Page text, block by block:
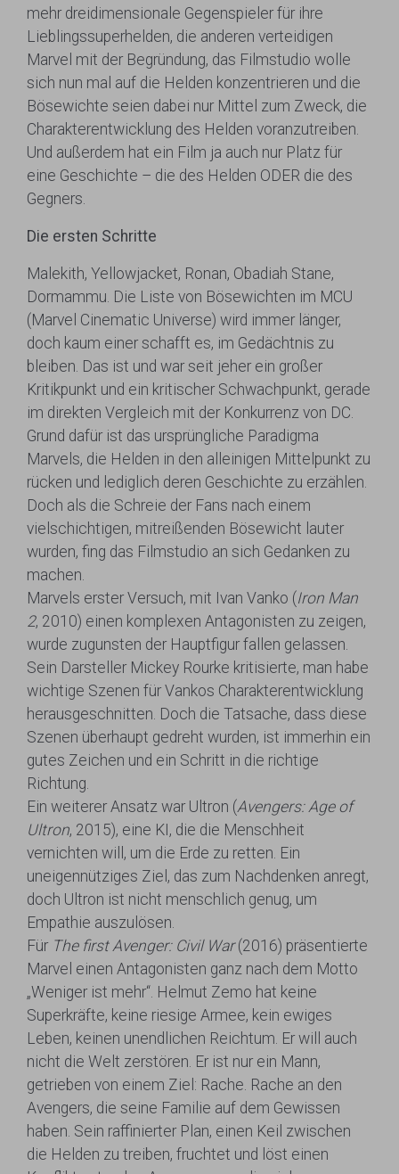
mehr dreidimensionale Gegenspieler für ihre
Lieblingssuperhelden, die anderen verteidigen
Marvel mit der Begründung, das Filmstudio wolle
sich nun mal auf die Helden konzentrieren und die
Bösewichte seien dabei nur Mittel zum Zweck, die
Charakterentwicklung des Helden voranzutreiben.
Und außerdem hat ein Film ja auch nur Platz für
eine Geschichte – die des Helden ODER die des
Gegners.
Die ersten Schritte
Malekith, Yellowjacket, Ronan, Obadiah Stane,
Dormammu. Die Liste von Bösewichten im MCU
(Marvel Cinematic Universe) wird immer länger,
doch kaum einer schafft es, im Gedächtnis zu
bleiben. Das ist und war seit jeher ein großer
Kritikpunkt und ein kritischer Schwachpunkt, gerade
im direkten Vergleich mit der Konkurrenz von DC.
Grund dafür ist das ursprüngliche Paradigma
Marvels, die Helden in den alleinigen Mittelpunkt zu
rücken und lediglich deren Geschichte zu erzählen.
Doch als die Schreie der Fans nach einem
vielschichtigen, mitreißenden Bösewicht lauter
wurden, fing das Filmstudio an sich Gedanken zu
machen.
Marvels erster Versuch, mit Ivan Vanko (Iron Man
2, 2010) einen komplexen Antagonisten zu zeigen,
wurde zugunsten der Hauptfigur fallen gelassen.
Sein Darsteller Mickey Rourke kritisierte, man habe
wichtige Szenen für Vankos Charakterentwicklung
herausgeschnitten. Doch die Tatsache, dass diese
Szenen überhaupt gedreht wurden, ist immerhin ein
gutes Zeichen und ein Schritt in die richtige
Richtung.
Ein weiterer Ansatz war Ultron (Avengers: Age of
Ultron, 2015), eine KI, die die Menschheit
vernichten will, um die Erde zu retten. Ein
uneigennütziges Ziel, das zum Nachdenken anregt,
doch Ultron ist nicht menschlich genug, um
Empathie auszulösen.
Für The first Avenger: Civil War(2016) präsentierte
Marvel einen Antagonisten ganz nach dem Motto
„Weniger ist mehr“. Helmut Zemo hat keine
Superkräfte, keine riesige Armee, kein ewiges
Leben, keinen unendlichen Reichtum. Er will auch
nicht die Welt zerstören. Er ist nur ein Mann,
getrieben von einem Ziel: Rache. Rache an den
Avengers, die seine Familie auf dem Gewissen
haben. Sein raffinierter Plan, einen Keil zwischen
die Helden zu treiben, fruchtet und löst einen